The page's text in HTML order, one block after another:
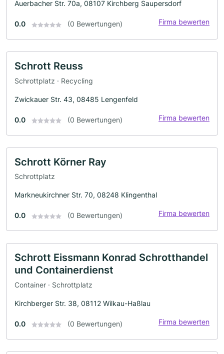
Auerbacher Str. 70a, 08107 Kirchberg Saupersdorf
0.0 (0 Bewertungen) Firma bewerten
Schrott Reuss
Schrottplatz · Recycling
Zwickauer Str. 43, 08485 Lengenfeld
0.0 (0 Bewertungen) Firma bewerten
Schrott Körner Ray
Schrottplatz
Markneukirchner Str. 70, 08248 Klingenthal
0.0 (0 Bewertungen) Firma bewerten
Schrott Eissmann Konrad Schrotthandel
und Containerdienst
Container · Schrottplatz
Kirchberger Str. 38, 08112 Wilkau-Haßlau
0.0 (0 Bewertungen) Firma bewerten